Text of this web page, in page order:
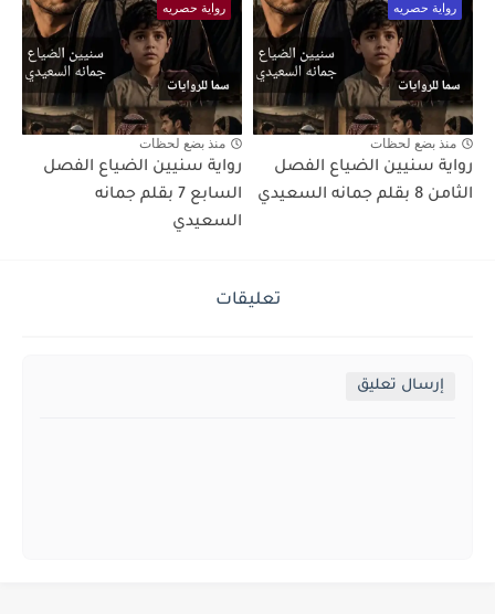
رواية حصريه
منذ بضع لحظات
رواية سنيين الضياع الفصل
الثامن 8 بقلم جمانه السعيدي
رواية حصريه
منذ بضع لحظات
رواية سنيين الضياع الفصل
السابع 7 بقلم جمانه
السعيدي
تعليقات
إرسال تعليق